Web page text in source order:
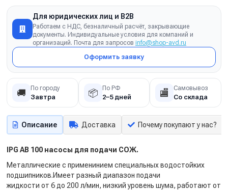
Для юридических лиц и B2B
Работаем с НДС, безналичный расчёт, закрывающие
документы. Индивидуальные условия для компаний и
организаций. Почта для запросов info@shop-avd.ru
Оформить заявку
🚚 По городу
Завтра 📦 По РФ
2–5 дней 🏬 Самовывоз
Со склада
Описание Доставка Почему покупают у нас?
IPG AB 100 насосы для подачи СОЖ.
Металлические с применинием специальных водостойких
подшипников.Имеет разный диапазон подачи
жидкости от 6 до 200 л/мин, низкий уровень шума, работают от